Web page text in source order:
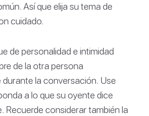
Así que elija su tema de
cuidado.
de personalidad e intimidad
de la otra persona
la conversación. Use
a lo que su oyente dice
Recuerde considerar también la